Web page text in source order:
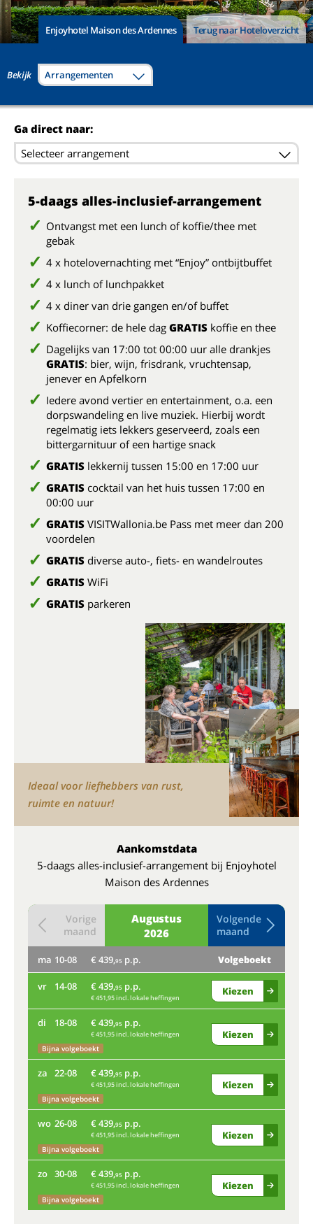
Enjoyhotel Maison des Ardennes Terug naar Hoteloverzicht
Bekijk Arrangementen
Ga direct naar:
Selecteer arrangement
5-daags alles-inclusief-arrangement
Ontvangst met een lunch of koffie/thee met
gebak
4 x hotelovernachting met “Enjoy” ontbijtbuffet
4 x lunch of lunchpakket
4 x diner van drie gangen en/of buffet
Koffiecorner: de hele dag GRATIS koffie en thee
Dagelijks van 17:00 tot 00:00 uur alle drankjes
GRATIS: bier, wijn, frisdrank, vruchtensap,
jenever en Apfelkorn
Iedere avond vertier en entertainment, o.a. een
dorpswandeling en live muziek. Hierbij wordt
regelmatig iets lekkers geserveerd, zoals een
bittergarnituur of een hartige snack
GRATIS lekkernij tussen 15:00 en 17:00 uur
GRATIS cocktail van het huis tussen 17:00 en
00:00 uur
GRATIS VISITWallonia.be Pass met meer dan 200
voordelen
GRATIS diverse auto-, fiets- en wandelroutes
GRATIS WiFi
GRATIS parkeren
Ideaal voor liefhebbers van rust,
ruimte en natuur!
Aankomstdata
5-daags alles-inclusief-arrangement bij Enjoyhotel
Maison des Ardennes
Augustus
2026
Vorige
maand
Volgende
maand
ma 10-08 € 439,95 p.p. Volgeboekt
vr 14-08 € 439,95 p.p.
€ 451,95 incl. lokale heffingen
Kiezen
di 18-08 € 439,95 p.p.
€ 451,95 incl. lokale heffingen
Bijna volgeboekt
Kiezen
za 22-08 € 439,95 p.p.
€ 451,95 incl. lokale heffingen
Bijna volgeboekt
Kiezen
wo 26-08 € 439,95 p.p.
€ 451,95 incl. lokale heffingen
Bijna volgeboekt
Kiezen
zo 30-08 € 439,95 p.p.
€ 451,95 incl. lokale heffingen
Bijna volgeboekt
Kiezen